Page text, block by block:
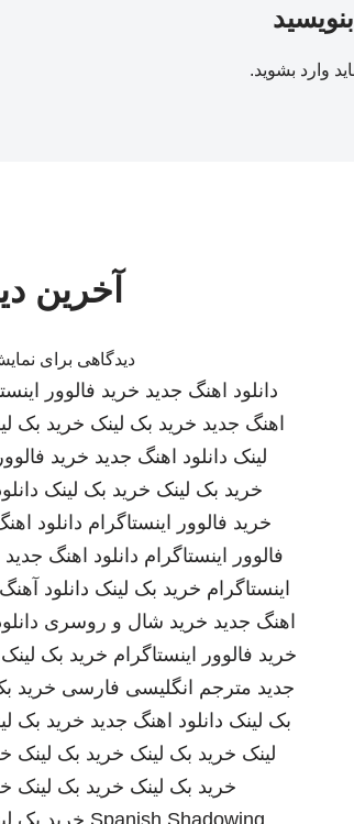
وارد بشوید.
آخرین
دیدگاهی برای
دانلود اهنگ جدید خرید فالوور
اهنگ جدید خرید بک لینک خرید بک
لینک دانلود اهنگ جدید خرید
خرید بک لینک خرید بک لینک
خرید فالوور اینستاگرام دانلود
فالوور اینستاگرام دانلود اهنگ جدید
اینستاگرام خرید بک لینک دانلود
اهنگ جدید خرید شال و روسری
خرید فالوور اینستاگرام خرید بک لینک
جدید مترجم انگلیسی فارسی خرید
بک لینک دانلود اهنگ جدید خرید بک
لینک خرید بک لینک خرید بک لینک
خرید بک لینک خرید بک لینک
Spanish Shadowing خرید بک